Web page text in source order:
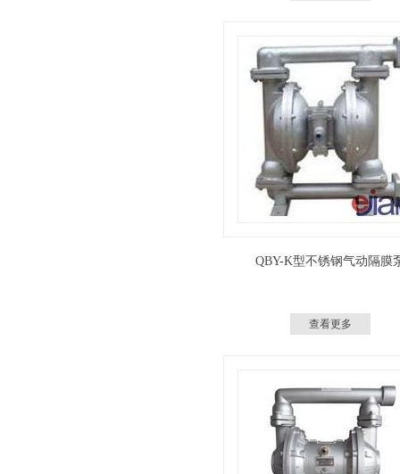
QBY-K型不锈钢气动隔膜
查看更多